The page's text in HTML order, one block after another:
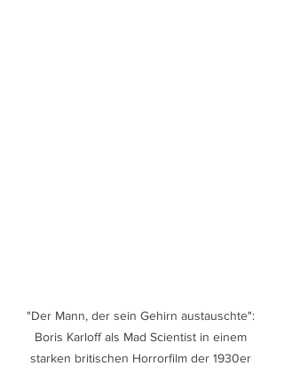
"Der Mann, der sein Gehirn austauschte":
Boris Karloff als Mad Scientist in einem
starken britischen Horrorfilm der 1930er